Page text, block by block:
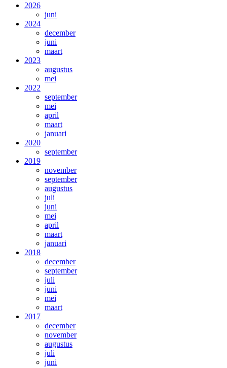
2026
juni
2024
december
juni
maart
2023
augustus
mei
2022
september
mei
april
maart
januari
2020
september
2019
november
september
augustus
juli
juni
mei
april
maart
januari
2018
december
september
juli
juni
mei
maart
2017
december
november
augustus
juli
juni